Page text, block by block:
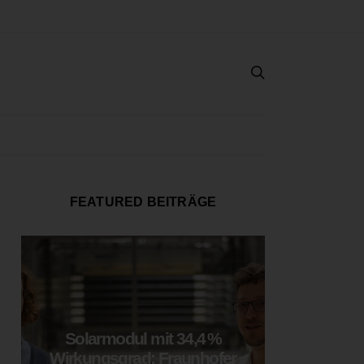
FEATURED BEITRÄGE
Solarmodul mit 34,4 %
Wirkungsgrad: Fraunhofer